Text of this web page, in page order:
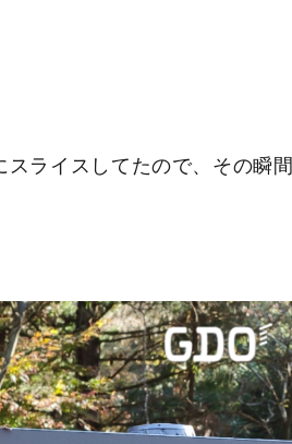
ライスしてたので、その瞬間